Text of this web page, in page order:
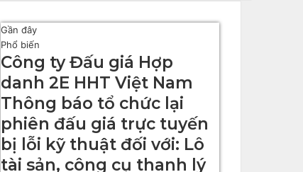
Gần đây
Phổ biến
Công ty Đấu giá Hợp
danh 2E HHT Việt Nam
Thông báo tổ chức lại
phiên đấu giá trực tuyến
bị lỗi kỹ thuật đối với: Lô
tài sản, công cụ thanh lý